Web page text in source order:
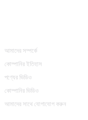
আমাদের সম্পর্কে
কোম্পানির ইতিহাস
পণ্যের ভিডিও
কোম্পানির ভিডিও
আমাদের সাথে যোগাযোগ করুন